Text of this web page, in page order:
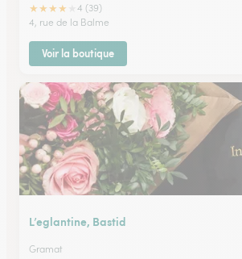
★★★★
4 (39)
4, rue de la Balme
Voir la boutique
L’eglantine, Bastid
Gramat